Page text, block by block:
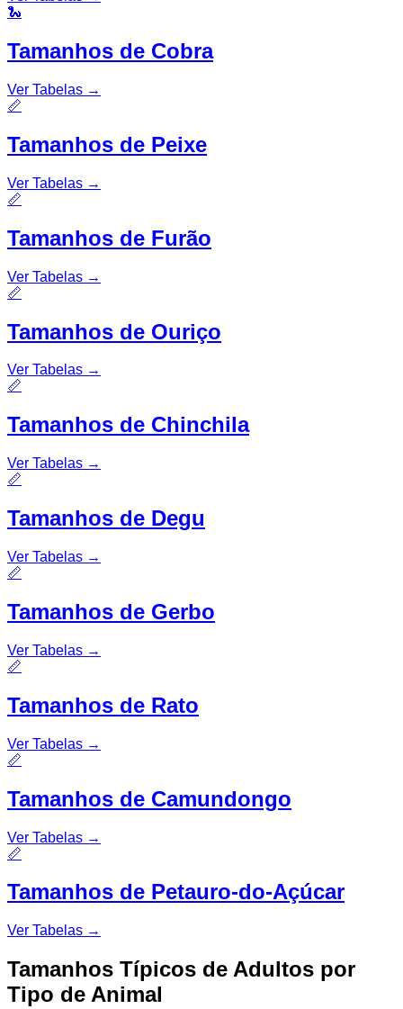
🐍
Tamanhos de Cobra
Ver Tabelas →
📏
Tamanhos de Peixe
Ver Tabelas →
📏
Tamanhos de Furão
Ver Tabelas →
📏
Tamanhos de Ouriço
Ver Tabelas →
📏
Tamanhos de Chinchila
Ver Tabelas →
📏
Tamanhos de Degu
Ver Tabelas →
📏
Tamanhos de Gerbo
Ver Tabelas →
📏
Tamanhos de Rato
Ver Tabelas →
📏
Tamanhos de Camundongo
Ver Tabelas →
📏
Tamanhos de Petauro-do-Açúcar
Ver Tabelas →
Tamanhos Típicos de Adultos por
Tipo de Animal